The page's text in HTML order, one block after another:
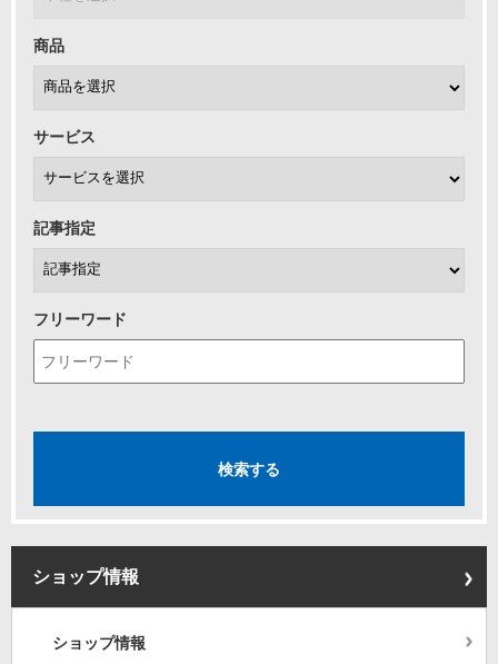
商品
サービス
記事指定
フリーワード
ショップ情報
ショップ情報